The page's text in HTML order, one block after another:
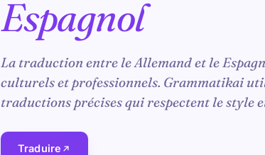
Espagnol
La traduction entre le Allemand et le
culturels et professionnels. Grammatikai
traductions précises qui respectent le style
Traduire